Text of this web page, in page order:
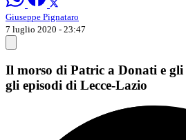
Giuseppe Pignataro
7 luglio 2020 - 23:47
Il morso di Patric a Donati e
gli episodi di Lecce-Lazio